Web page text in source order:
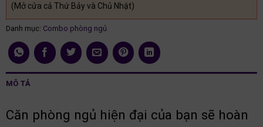
(Mở cửa cả Thứ Bảy và Chủ Nhật)
Danh mục: Combo phòng ngủ
MÔ TẢ
Căn phòng ngủ hiện đại của bạn sẽ hoàn